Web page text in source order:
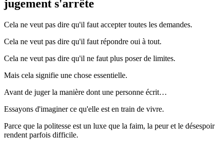
jugement s'arrête
Cela ne veut pas dire qu'il faut accepter toutes les demandes.
Cela ne veut pas dire qu'il faut répondre oui à tout.
Cela ne veut pas dire qu'il ne faut plus poser de limites.
Mais cela signifie une chose essentielle.
Avant de juger la manière dont une personne écrit…
Essayons d'imaginer ce qu'elle est en train de vivre.
Parce que la politesse est un luxe que la faim, la peur et le désespoir
rendent parfois difficile.